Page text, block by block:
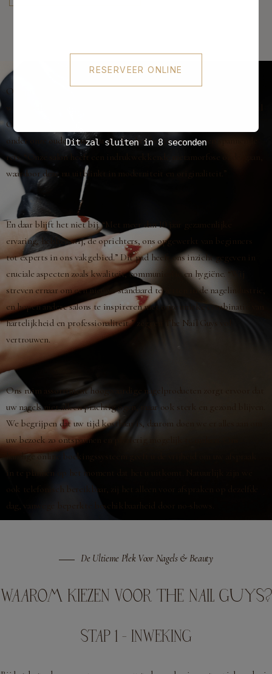
Oorspronkelijk gelanceerd als Universal Nails Amstelveen, hebben
Guys”. Deze frisse identiteit is het resultaat van een jaar hard werken
onder onze oude naam, wat slechts het begin was van een spannende
reis. “Onze salon heeft een indrukwekkende metamorfose ondergaan,
waardoor deze nu uitblinkt in moderniteit en originaliteit.”
En daar blijft het niet bij. “Met meer dan 10 jaar gezamenlijke
ervaring, hebben wij, de oprichters, ons opgewerkt van beginners
tot experts in ons vakgebied.” Dit pad heeft ons inzicht gegeven in
cruciale aspecten zoals kwaliteit, communicatie en hygiëne. “Wij
streven ernaar om een nieuwe standaard te zetten in de nagelindustrie,
en hopen andere salons te inspireren met onze unieke combinatie van
hartelijkheid en professionaliteit,” zeggen The Nail Guys vol
vertrouwen.
Ons ruim assortiment hoogwaardige nagelproducten
uw nagels niet alleen prachtig ogen, maar ook sterk en gezond blijven.
We begrijpen dat uw tijd kostbaar is, daarom doen we er alles aan om
uw bezoek zo ontspannen en plezierig mogelijk te maken. Ons
handige online boekingssysteem geeft u de vrijheid om uw afspraak
in te plannen op het moment dat het u uitkomt. Natuurlijk zijn we
ook telefonisch bereikbaar, zij het alleen voor afspraken op dezelfde
dag, vanwege beperkte beschikbaarheid door no-shows.
De Ultieme Plek Voor Nagels & Beauty
WAAROM KIEZEN VOOR THE NAIL GUYS?
STAP 1 - INWEKING
RESERVEER ONLINE
Dit zal sluiten in 7 seconden